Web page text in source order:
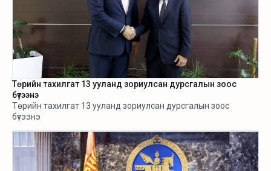
Төрийн тахилгат 13 ууланд зориулсан дурсгалын зоос
бүтээнэ
Төрийн тахилгат 13 ууланд зориулсан дурсгалын зоос
бүтээнэ